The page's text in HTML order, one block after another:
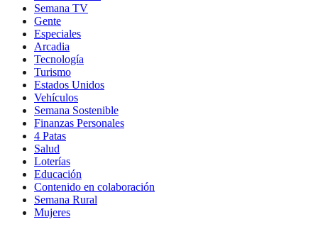
Semana TV
Gente
Especiales
Arcadia
Tecnología
Turismo
Estados Unidos
Vehículos
Semana Sostenible
Finanzas Personales
4 Patas
Salud
Loterías
Educación
Contenido en colaboración
Semana Rural
Mujeres